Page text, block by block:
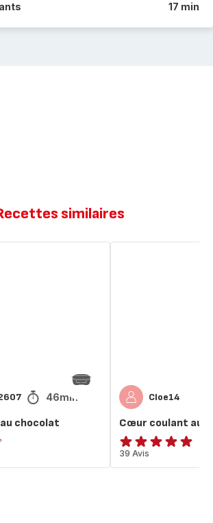
17 min
similaires
46min
chocolat
Cloe14
Cœur coulant au
ratings.4.9
39 Avis